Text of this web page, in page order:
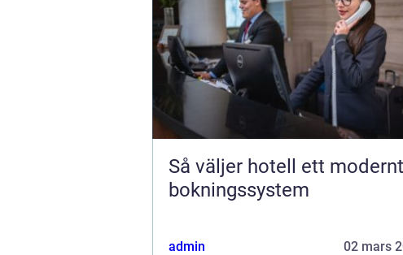
Så väljer hotell ett modernt
bokningssystem
admin 02 mars